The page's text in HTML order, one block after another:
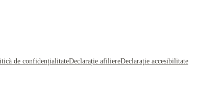
de confidențialitateDeclarație afiliereDeclarație accesibilitate